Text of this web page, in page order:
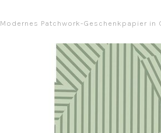
Modernes Patchwork-Geschenkpapier in